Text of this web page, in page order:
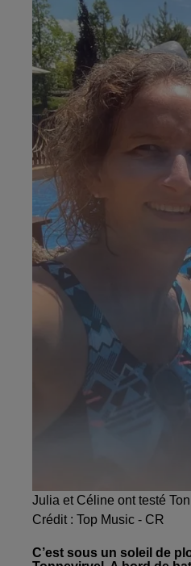
Julia et Céline ont testé
Crédit : Top Music - CR
C’est sous un soleil de